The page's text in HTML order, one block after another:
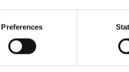
Preferences
してユーザーフレンドリーなCNC
ンターや製造現場、工作機械のレ
れています。